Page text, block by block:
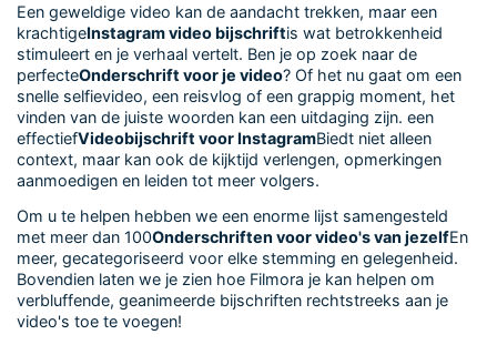
Een geweldige video kan de aandacht trekken, maar een
krachtigeInstagram video bijschriftis wat betrokkenheid
stimuleert en je verhaal vertelt. Ben je op zoek naar de
perfecteOnderschrift voor je video? Of het nu gaat om een
snelle selfievideo, een reisvlog of een grappig moment, het
vinden van de juiste woorden kan een uitdaging zijn. een
effectiefVideobijschrift voor InstagramBiedt niet alleen
context, maar kan ook de kijktijd verlengen, opmerkingen
aanmoedigen en leiden tot meer volgers.
Om u te helpen hebben we een enorme lijst samengesteld
met meer dan 100Onderschriften voor video's van jezelfEn
meer, gecategoriseerd voor elke stemming en gelegenheid.
Bovendien laten we je zien hoe Filmora je kan helpen om
verbluffende, geanimeerde bijschriften rechtstreeks aan je
video's toe te voegen!